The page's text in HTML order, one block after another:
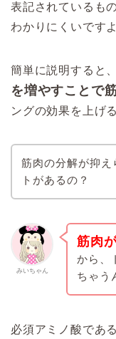
表記されているも
わかりにくいですよ
簡単に説明すると
を増やすことで
ングの効果を上げ
筋肉の分解が抑え
トがあるの？
みいちゃん
筋肉
から、
ちゃう
必須アミノ酸であ